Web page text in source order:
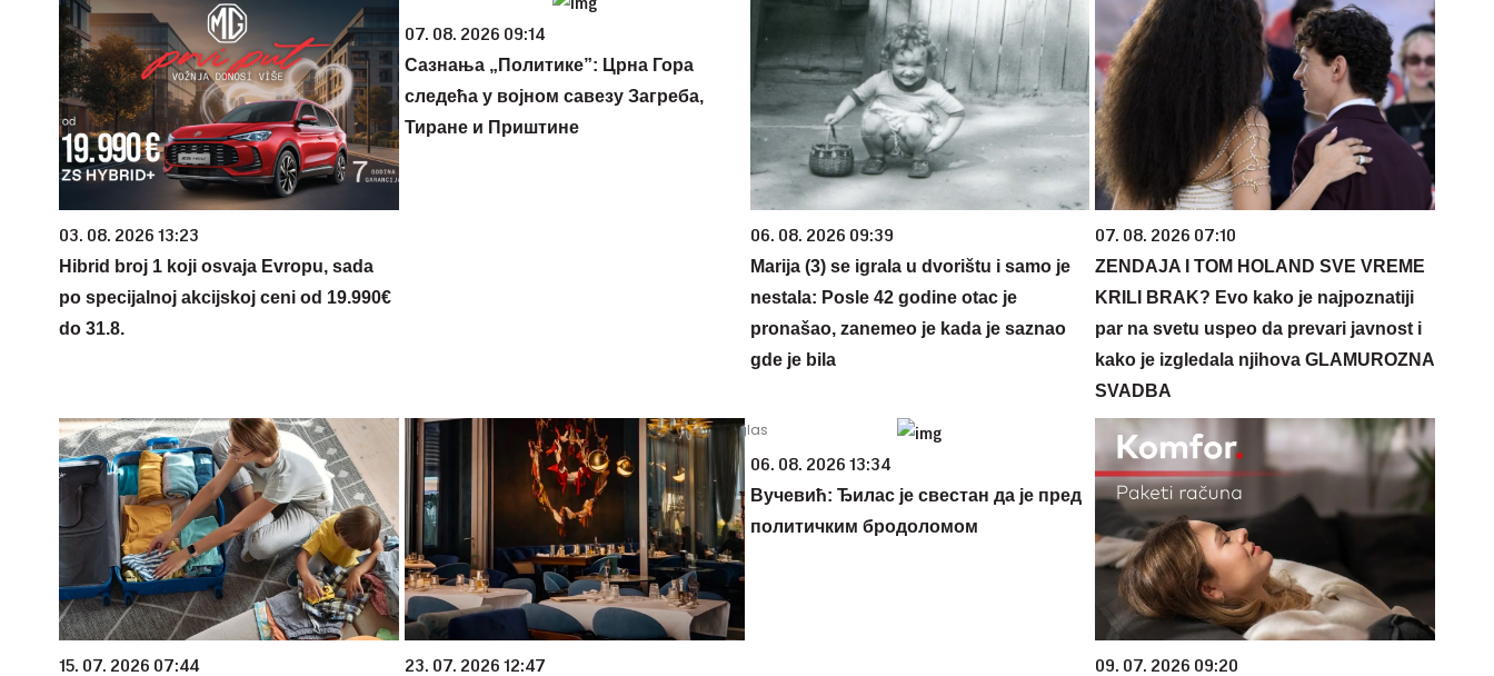
03. 08. 2026 13:23
Hibrid broj 1 koji osvaja Evropu, sada
po specijalnoj akcijskoj ceni od 19.990€
do 31.8.
07. 08. 2026 09:14
Сазнања „Политике”: Црна Гора
следећа у војном савезу Загреба,
Тиране и Приштине
06. 08. 2026 09:39
Marija (3) se igrala u dvorištu i samo je
nestala: Posle 42 godine otac je
pronašao, zanemeo je kada je saznao
gde je bila
07. 08. 2026 07:10
ZENDAJA I TOM HOLAND SVE VREME
KRILI BRAK? Evo kako je najpoznatiji
par na svetu uspeo da prevari javnost i
kako je izgledala njihova GLAMUROZNA
SVADBA
15. 07. 2026 07:44 23. 07. 2026 12:47
06. 08. 2026 13:34
Вучевић: Ђилас је свестан да је пред
политичким бродоломом
09. 07. 2026 09:20